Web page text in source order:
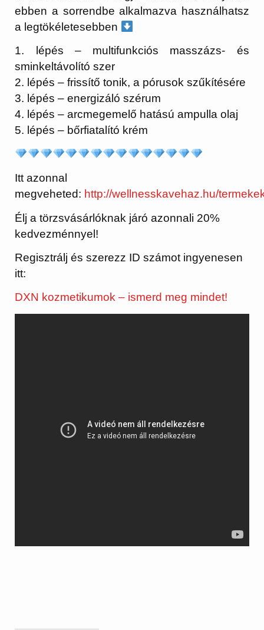
ebben a sorrendbe alkalmazva használhatsz
a legtökéletesebben
1. lépés – multifunkciós masszázs- és
sminkeltávolító szer
2. lépés – frissítő tonik, a pórusok szűkítésére
3. lépés – energizáló szérum
4. lépés – arcmegemelő hatású ampulla olaj
5. lépés – bőrfiatalító krém
Itt azonnal
megveheted: http://wellnesskavehaz.hu/
Élj a törzsvásárlóknak járó azonnali 20%
kedvezménnyel!
Regisztrálj és szerezz ID számot ingyenesen
itt:
DXN kozmetikumok – ismerd meg mindet!